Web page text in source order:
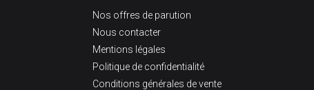
Nos offres de parution
Nous contacter
Mentions légales
Politique de confidentialité
Conditions générales de vente